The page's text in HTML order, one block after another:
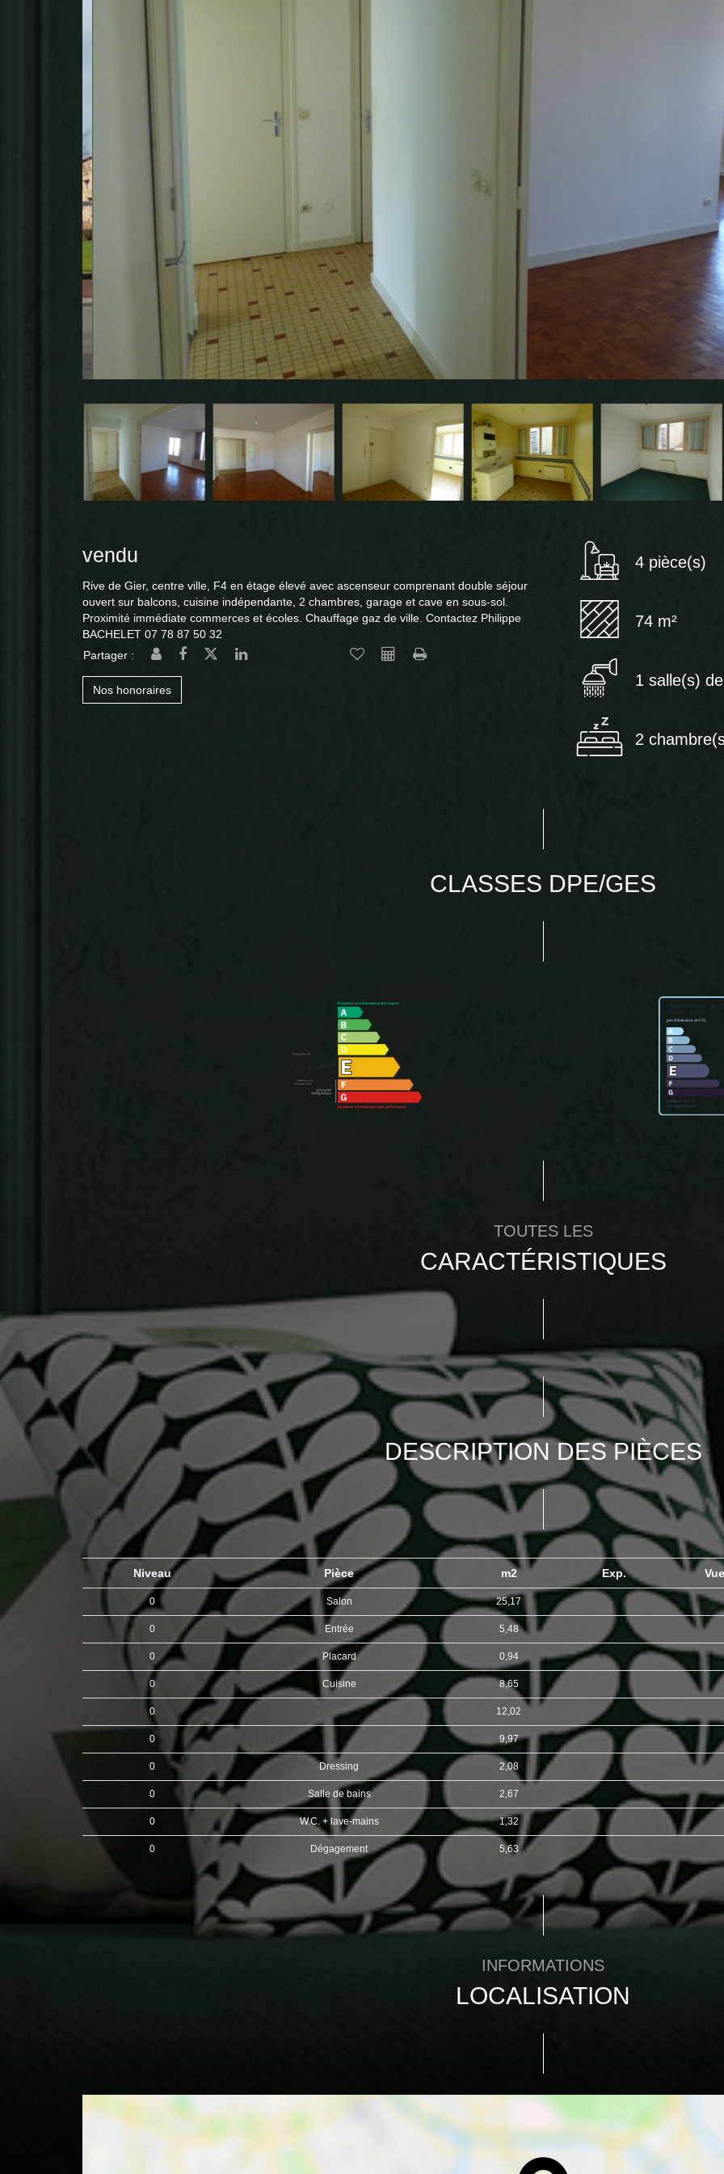
vendu
Rive de Gier, centre ville, F4 en étage élevé avec ascenseur comprenant double séjour
ouvert sur balcons, cuisine indépendante, 2 chambres, garage et cave en sous-sol.
Proximité immédiate commerces et écoles. Chauffage gaz de ville. Contactez Philippe
BACHELET 07 78 87 50 32
Partager :
Nos honoraires
4 pièce(s)
74 m²
1 salle(s)
2
CLASSES DPE/GES
TOUTES LES
CARACTÉRISTIQUES
DESCRIPTION DES PIÈCES
Niveau Pièce m2 Exp.
0 Salon 25,17
0 Entrée 5,48
0 Placard 0,94
0 Cuisine 8,65
0 12,02
0 9,97
0 Dressing 2,08
0 Salle de bains 2,67
0 W.C. + lave-mains 1,32
0 Dégagement 5,63
INFORMATIONS
LOCALISATION